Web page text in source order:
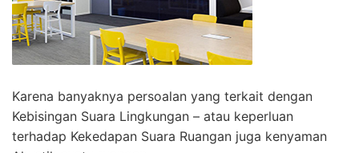
Karena banyaknya persoalan yang terkait dengan
Kebisingan Suara Lingkungan – atau keperluan
terhadap Kekedapan Suara Ruangan juga kenyaman